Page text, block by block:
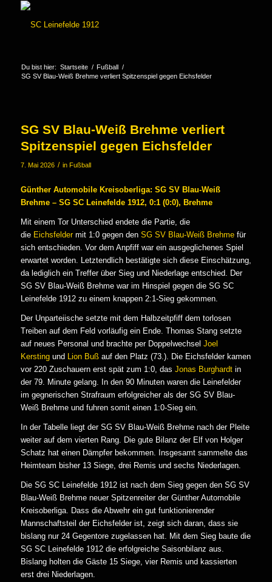
Du bist hier: Startseite / Fußball /
SG SV Blau-Weiß Brehme verliert Spitzenspiel gegen Eichsfelder
SG SV Blau-Weiß Brehme verliert
Spitzenspiel gegen Eichsfelder
7. Mai 2026 / in Fußball
Günther Automobile Kreisoberliga: SG SV Blau-Weiß
Brehme – SG SC Leinefelde 1912, 0:1 (0:0), Brehme
Mit einem Tor Unterschied endete die Partie, die
die Eichsfeldermit 1:0 gegen den SG SV Blau-Weiß Brehmefür
sich entschieden. Vor dem Anpfiff war ein ausgeglichenes Spiel
erwartet worden. Letztendlich bestätigte sich diese Einschätzung,
da lediglich ein Treffer über Sieg und Niederlage entschied. Der
SG SV Blau-Weiß Brehme war im Hinspiel gegen die SG SC
Leinefelde 1912 zu einem knappen 2:1-Sieg gekommen.
Der Unparteiische setzte mit dem Halbzeitpfiff dem torlosen
Treiben auf dem Feld vorläufig ein Ende. Thomas Stang setzte
auf neues Personal und brachte per Doppelwechsel Joel
Kerstingund Lion Bußauf den Platz (73.). Die Eichsfelder kamen
vor 220 Zuschauern erst spät zum 1:0, das Jonas Burghardtin
der 79. Minute gelang. In den 90 Minuten waren die Leinefelder
im gegnerischen Strafraum erfolgreicher als der SG SV Blau-
Weiß Brehme und fuhren somit einen 1:0-Sieg ein.
In der Tabelle liegt der SG SV Blau-Weiß Brehme nach der Pleite
weiter auf dem vierten Rang. Die gute Bilanz der Elf von Holger
Schatz hat einen Dämpfer bekommen. Insgesamt sammelte das
Heimteam bisher 13 Siege, drei Remis und sechs Niederlagen.
Die SG SC Leinefelde 1912 ist nach dem Sieg gegen den SG SV
Blau-Weiß Brehme neuer Spitzenreiter der Günther Automobile
Kreisoberliga. Dass die Abwehr ein gut funktionierender
Mannschaftsteil der Eichsfelder ist, zeigt sich daran, dass sie
bislang nur 24 Gegentore zugelassen hat. Mit dem Sieg baute die
SG SC Leinefelde 1912 die erfolgreiche Saisonbilanz aus.
Bislang holten die Gäste 15 Siege, vier Remis und kassierten
erst drei Niederlagen.